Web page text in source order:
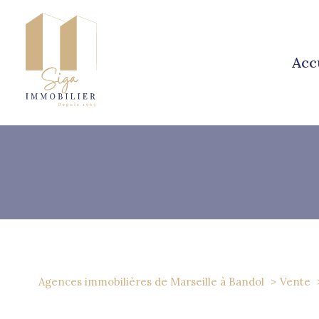
Agences immobilières de Marseille à Bandol Vente